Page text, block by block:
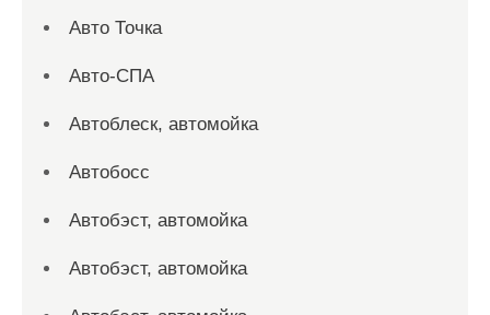
Авто Точка
Авто-СПА
Автоблеск, автомойка
Автобосс
Автобэст, автомойка
Автобэст, автомойка